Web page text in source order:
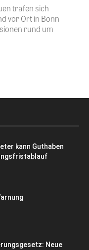
trafen sich
vor Ort in Bonn
rund um
kann Guthaben
Neue